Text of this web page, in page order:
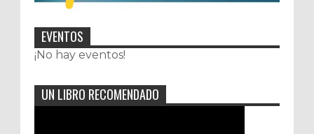
EVENTOS
¡No hay eventos!
UN LIBRO RECOMENDADO